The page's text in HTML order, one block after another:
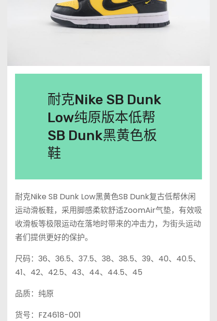
耐克Nike SB Dunk
Low纯原版本低帮
SB Dunk黑黄色板
鞋
耐克Nike SB Dunk Low黑黄色SB Dunk复古低帮休闲
运动滑板鞋，采用脚感柔软舒适ZoomAir气垫，有效吸
收滑板等极限运动在落地时带来的冲击力，为街头运动
者们提供更好的保护。
尺码：36、36.5、37.5、38、38.5、39、40、40.5、
41、42、42.5、43、44、44.5、45
品质：纯原
货号：FZ4618-001